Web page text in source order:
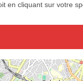
en cliquant sur votre